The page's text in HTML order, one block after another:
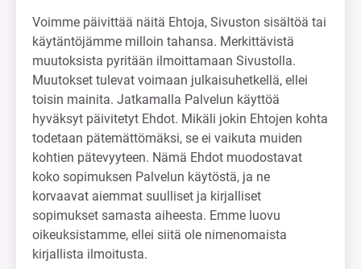
Voimme päivittää näitä Ehtoja, Sivuston sisältöä tai
käytäntöjämme milloin tahansa. Merkittävistä
muutoksista pyritään ilmoittamaan Sivustolla.
Muutokset tulevat voimaan julkaisuhetkellä, ellei
toisin mainita. Jatkamalla Palvelun käyttöä
hyväksyt päivitetyt Ehdot. Mikäli jokin Ehtojen kohta
todetaan pätemättömäksi, se ei vaikuta muiden
kohtien pätevyyteen. Nämä Ehdot muodostavat
koko sopimuksen Palvelun käytöstä, ja ne
korvaavat aiemmat suulliset ja kirjalliset
sopimukset samasta aiheesta. Emme luovu
oikeuksistamme, ellei siitä ole nimenomaista
kirjallista ilmoitusta.